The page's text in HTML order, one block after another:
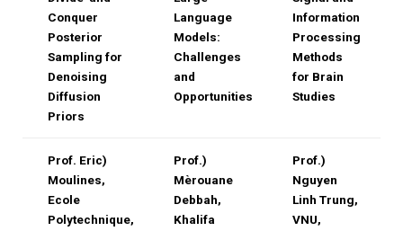
Information
Processing
Methods
for Brain
Studies
Language
Models:
Challenges
and
Opportunities
Conquer
Posterior
Sampling for
Denoising
Diffusion
Priors
(Prof.
Nguyen
Linh Trung,
VNU,
(Prof.
Mèrouane
Debbah,
Khalifa
(Prof. Eric
Moulines,
Ecole
Polytechnique,